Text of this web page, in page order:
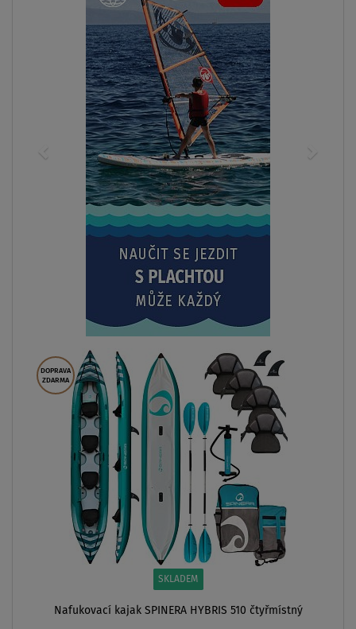
DOPRAVA
ZDARMA
SKLADEM
Nafukovací kajak SPINERA HYBRIS 510 čtyřmístný